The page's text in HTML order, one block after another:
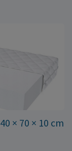
expedovat.
kvalitní
× 70 × 10 cm